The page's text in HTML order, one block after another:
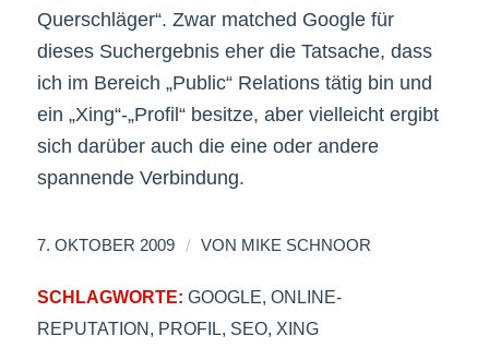
Querschläger“. Zwar matched Google für
dieses Suchergebnis eher die Tatsache, dass
ich im Bereich „Public“ Relations tätig bin und
ein „Xing“-„Profil“ besitze, aber vielleicht ergibt
sich darüber auch die eine oder andere
spannende Verbindung.
7. OKTOBER 2009 / VON MIKE SCHNOOR
SCHLAGWORTE: GOOGLE, ONLINE-
REPUTATION, PROFIL, SEO, XING